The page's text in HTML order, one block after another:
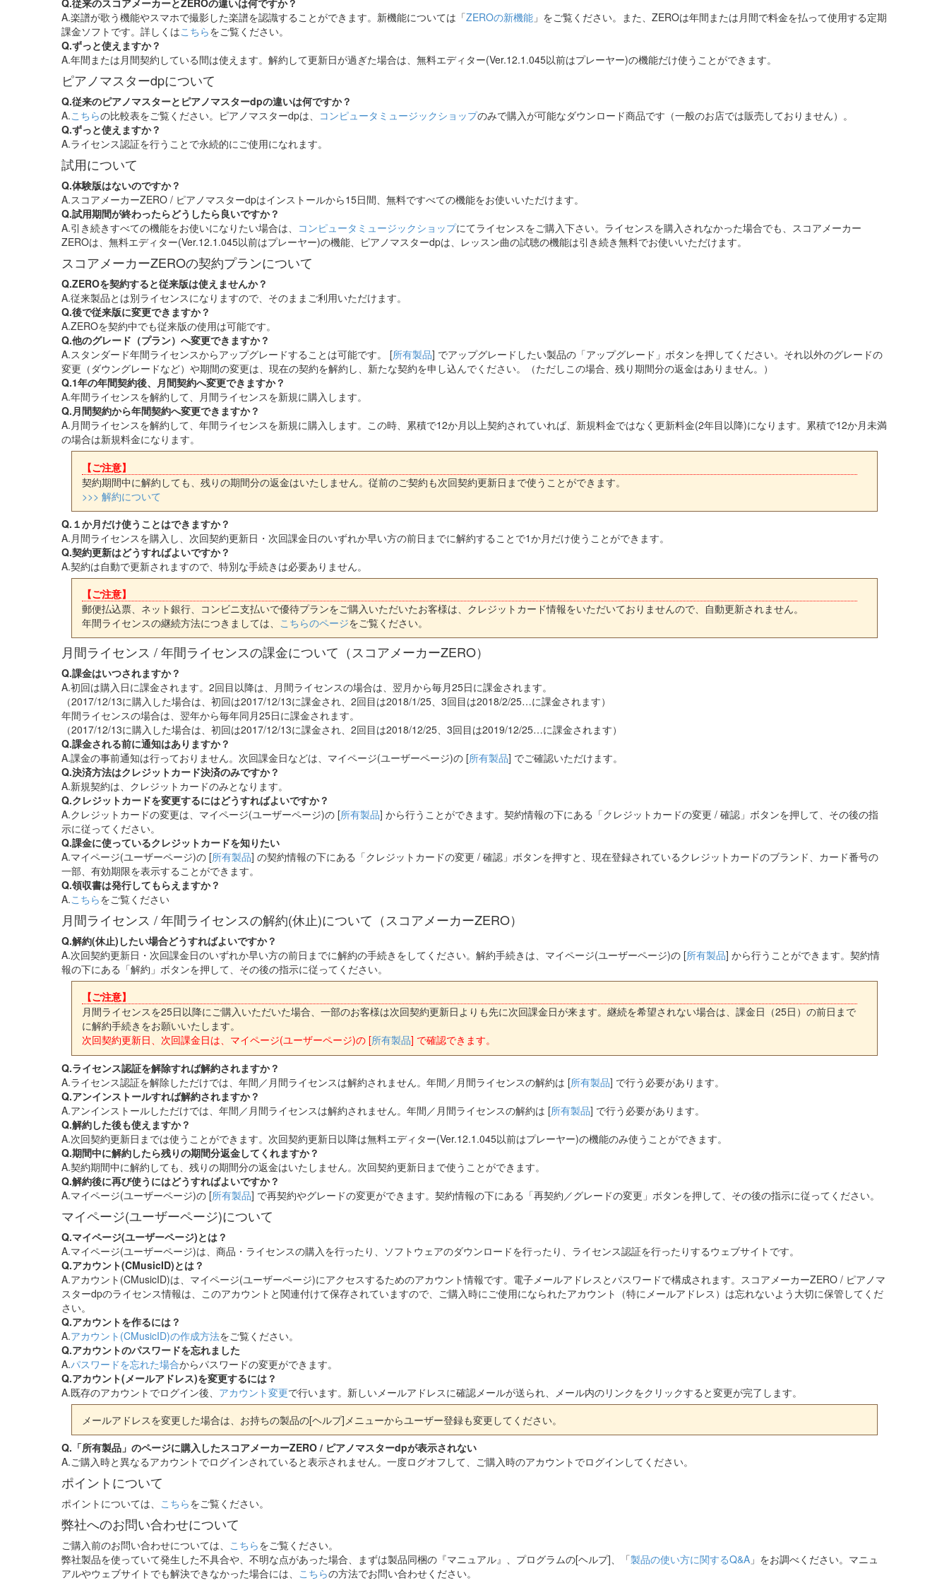
Q.従来のスコアメーカーとZEROの違いは何ですか？
A.楽譜が歌う機能やスマホで撮影した楽譜を認識することができます。新機能については「ZEROの新機能 」をご覧ください。また、ZEROは年間または月間で料金を払って使用する定期
課金ソフトです。詳しくはこちらをご覧ください。
Q.ずっと使えますか？
A.年間または月間契約している間は使えます。解約して更新日が過ぎた場合は、無料エディター(Ver.12.1.045以前はプレーヤー)の機能だけ使うことができます。
ピアノマスターdpについて
Q.従来のピアノマスターとピアノマスターdpの違いは何ですか？
A.こちらの比較表をご覧ください。ピアノマスターdpは、 コンピュータミュージックショップのみで購入が可能なダウンロード商品です（一般のお店では販売しておりません）。
Q.ずっと使えますか？
A.ライセンス認証を行うことで永続的にご使用になれます。
試用について
Q.体験版はないのですか？
A.スコアメーカーZERO / ピアノマスターdpはインストールから15日間、無料ですべての機能をお使いいただけます。
Q.試用期間が終わったらどうしたら良いですか？
A.引き続きすべての機能をお使いになりたい場合は、 コンピュータミュージックショップにてライセンスをご購入下さい。ライセンスを購入されなかった場合でも、スコアメーカー
ZEROは、無料エディター(Ver.12.1.045以前はプレーヤー)の機能、ピアノマスターdpは、レッスン曲の試聴の機能は引き続き無料でお使いいただけます。
スコアメーカーZEROの契約プランについて
Q.ZEROを契約すると従来版は使えませんか？
A.従来製品とは別ライセンスになりますので、そのままご利用いただけます。
Q.後で従来版に変更できますか？
A.ZEROを契約中でも従来版の使用は可能です。
Q.他のグレード（プラン）へ変更できますか？
A.スタンダード年間ライセンスからアップグレードすることは可能です。 [所有製品] でアップグレードしたい製品の「アップグレード」ボタンを押してください。それ以外のグレードの
変更（ダウングレードなど）や期間の変更は、現在の契約を解約し、新たな契約を申し込んでください。（ただしこの場合、残り期間分の返金はありません。）
Q.1年の年間契約後、月間契約へ変更できますか？
A.年間ライセンスを解約して、月間ライセンスを新規に購入します。
Q.月間契約から年間契約へ変更できますか？
A.月間ライセンスを解約して、年間ライセンスを新規に購入します。この時、累積で12か月以上契約されていれば、新規料金ではなく更新料金(2年目以降)になります。累積で12か月未満
の場合は新規料金になります。
【ご注意】
契約期間中に解約しても、残りの期間分の返金はいたしません。従前のご契約も次回契約更新日まで使うことができます。
>>> 解約について
Q.１か月だけ使うことはできますか？
A.月間ライセンスを購入し、次回契約更新日・次回課金日のいずれか早い方の前日までに解約することで1か月だけ使うことができます。
Q.契約更新はどうすればよいですか？
A.契約は自動で更新されますので、特別な手続きは必要ありません。
【ご注意】
郵便払込票、ネット銀行、コンビニ支払いで優待プランをご購入いただいたお客様は、クレジットカード情報をいただいておりませんので、自動更新されません。
年間ライセンスの継続方法につきましては、 こちらのページをご覧ください。
月間ライセンス / 年間ライセンスの課金について（スコアメーカーZERO）
Q.課金はいつされますか？
A.初回は購入日に課金されます。2回目以降は、月間ライセンスの場合は、翌月から毎月25日に課金されます。
（2017/12/13に購入した場合は、初回は2017/12/13に課金され、2回目は2018/1/25、3回目は2018/2/25…に課金されます）
年間ライセンスの場合は、翌年から毎年同月25日に課金されます。
（2017/12/13に購入した場合は、初回は2017/12/13に課金され、2回目は2018/12/25、3回目は2019/12/25…に課金されます）
Q.課金される前に通知はありますか？
A.課金の事前通知は行っておりません。次回課金日などは、マイページ(ユーザーページ)の [所有製品] でご確認いただけます。
Q.決済方法はクレジットカード決済のみですか？
A.新規契約は、クレジットカードのみとなります。
Q.クレジットカードを変更するにはどうすればよいですか？
A.クレジットカードの変更は、マイページ(ユーザーページ)の [所有製品] から行うことができます。契約情報の下にある「クレジットカードの変更 / 確認」ボタンを押して、その後の指
示に従ってください。
Q.課金に使っているクレジットカードを知りたい
A.マイページ(ユーザーページ)の [所有製品] の契約情報の下にある「クレジットカードの変更 / 確認」ボタンを押すと、現在登録されているクレジットカードのブランド、カード番号の
一部、有効期限を表示することができます。
Q.領収書は発行してもらえますか？
A.こちらをご覧ください
月間ライセンス / 年間ライセンスの解約(休止)について（スコアメーカーZERO）
Q.解約(休止)したい場合どうすればよいですか？
A.次回契約更新日・次回課金日のいずれか早い方の前日までに解約の手続きをしてください。解約手続きは、マイページ(ユーザーページ)の [所有製品] から行うことができます。契約情
報の下にある「解約」ボタンを押して、その後の指示に従ってください。
【ご注意】
月間ライセンスを25日以降にご購入いただいた場合、一部のお客様は次回契約更新日よりも先に次回課金日が来ます。継続を希望されない場合は、課金日（25日）の前日まで
に解約手続きをお願いいたします。
次回契約更新日、次回課金日は、マイページ(ユーザーページ)の [所有製品] で確認できます。
Q.ライセンス認証を解除すれば解約されますか？
A.ライセンス認証を解除しただけでは、年間／月間ライセンスは解約されません。年間／月間ライセンスの解約は [所有製品] で行う必要があります。
Q.アンインストールすれば解約されますか？
A.アンインストールしただけでは、年間／月間ライセンスは解約されません。年間／月間ライセンスの解約は [所有製品] で行う必要があります。
Q.解約した後も使えますか？
A.次回契約更新日までは使うことができます。次回契約更新日以降は無料エディター(Ver.12.1.045以前はプレーヤー)の機能のみ使うことができます。
Q.期間中に解約したら残りの期間分返金してくれますか？
A.契約期間中に解約しても、残りの期間分の返金はいたしません。次回契約更新日まで使うことができます。
Q.解約後に再び使うにはどうすればよいですか？
A.マイページ(ユーザーページ)の [所有製品] で再契約やグレードの変更ができます。契約情報の下にある「再契約／グレードの変更」ボタンを押して、その後の指示に従ってください。
マイページ(ユーザーページ)について
Q.マイページ(ユーザーページ)とは？
A.マイページ(ユーザーページ)は、商品・ライセンスの購入を行ったり、ソフトウェアのダウンロードを行ったり、ライセンス認証を行ったりするウェブサイトです。
Q.アカウント(CMusicID)とは？
A.アカウント(CMusicID)は、マイページ(ユーザーページ)にアクセスするためのアカウント情報です。電子メールアドレスとパスワードで構成されます。スコアメーカーZERO / ピアノマ
スターdpのライセンス情報は、このアカウントと関連付けて保存されていますので、ご購入時にご使用になられたアカウント（特にメールアドレス）は忘れないよう大切に保管してくだ
さい。
Q.アカウントを作るには？
A.アカウント(CMusicID)の作成方法をご覧ください。
Q.アカウントのパスワードを忘れました
A.パスワードを忘れた場合からパスワードの変更ができます。
Q.アカウント(メールアドレス)を変更するには？
A.既存のアカウントでログイン後、 アカウント変更で行います。新しいメールアドレスに確認メールが送られ、メール内のリンクをクリックすると変更が完了します。
メールアドレスを変更した場合は、お持ちの製品の[ヘルプ]メニューからユーザー登録も変更してください。
Q.「所有製品」のページに購入したスコアメーカーZERO / ピアノマスターdpが表示されない
A.ご購入時と異なるアカウントでログインされていると表示されません。一度ログオフして、ご購入時のアカウントでログインしてください。
ポイントについて
ポイントについては、 こちらをご覧ください。
弊社へのお問い合わせについて
ご購入前のお問い合わせについては、 こちらをご覧ください。
弊社製品を使っていて発生した不具合や、不明な点があった場合、まずは製品同梱の『マニュアル』、プログラムの[ヘルプ]、「製品の使い方に関するQ&A 」をお調べください。マニュ
アルやウェブサイトでも解決できなかった場合には、 こちらの方法でお問い合わせください。